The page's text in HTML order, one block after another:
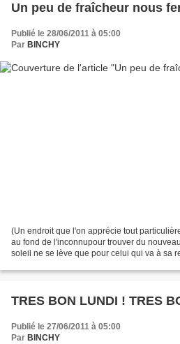
Un peu de fraîcheur nous
Publié le 28/06/2011 à 05:00
Par BINCHY
(Un endroit que l'on apprécie tout
au fond de l'inconnupour trouver du
soleil ne se lève que pour celui qui va à sa
TRES BON LUNDI ! TRES
Publié le 27/06/2011 à 05:00
Par BINCHY